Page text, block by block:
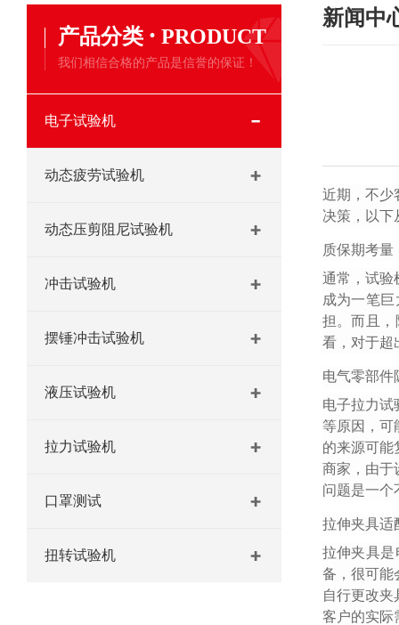
产品分类 · PRODUCT
我们相信合格的产品是信誉的保证！
电子试验机
动态疲劳试验机
动态压剪阻尼试验机
冲击试验机
摆锤冲击试验机
液压试验机
拉力试验机
口罩测试
扭转试验机
新闻中
近期，不少
决策，以下
质保期考量
通常，试验
成为一笔
担。而且
看，对于超
电气零部件
电子拉力试
等原因，可
的来源可能
商家，由于
问题是一个
拉伸夹具适
拉伸夹具
备，很可能
自行更改
客户的实际